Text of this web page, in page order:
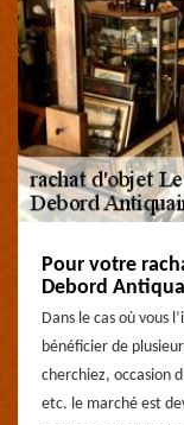
Pour votre
Debord
Dans le cas où vous
bénéficier de
cherchiez, occasion
etc. le marché est